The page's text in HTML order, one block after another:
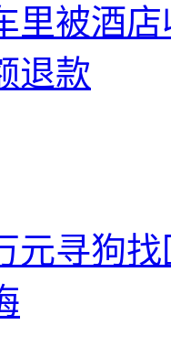
里被酒
退款
元寻狗